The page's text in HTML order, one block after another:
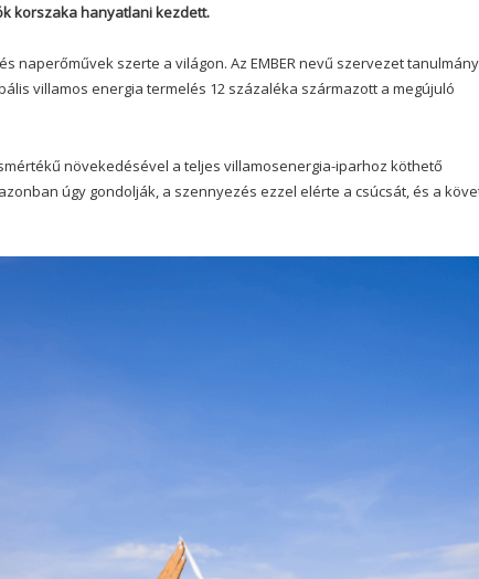
korszaka hanyatlani kezdett.
naperőművek szerte a világon. Az EMBER nevű szervezet
villamos energia termelés 12 százaléka származott a megújuló
növekedésével a teljes villamosenergia-iparhoz köthető
úgy gondolják, a szennyezés ezzel elérte a csúcsát, és a